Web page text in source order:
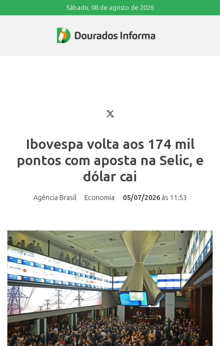
Sábado, 08 de agosto de 2026
Ibovespa volta aos 174 mil
pontos com aposta na Selic, e
dólar cai
Agência Brasil Economia 05/07/2026às 11:53